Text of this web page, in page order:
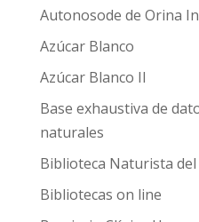
Autonosode de Orina
Azúcar Blanco
Azúcar Blanco II
Base exhaustiva de
naturales
Biblioteca Naturista del
Bibliotecas on line